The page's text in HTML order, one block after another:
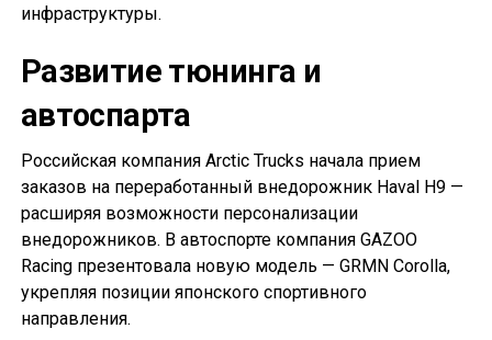
инфраструктуры.
Развитие тюнинга и
автоспарта
Российская компания Arctic Trucks начала прием
заказов на переработанный внедорожник Haval H9 —
расширяя возможности персонализации
внедорожников. В автоспорте компания GAZOO
Racing презентовала новую модель — GRMN Corolla,
укрепляя позиции японского спортивного
направления.